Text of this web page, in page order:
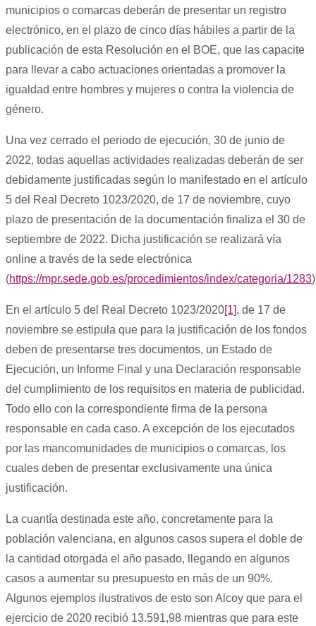
municipios o comarcas deberán de presentar un registro
electrónico, en el plazo de cinco días hábiles a partir de la
publicación de esta Resolución en el BOE, que las capacite
para llevar a cabo actuaciones orientadas a promover la
igualdad entre hombres y mujeres o contra la violencia de
género.
Una vez cerrado el periodo de ejecución, 30 de junio de
2022, todas aquellas actividades realizadas deberán de ser
debidamente justificadas según lo manifestado en el artículo
5 del Real Decreto 1023/2020, de 17 de noviembre, cuyo
plazo de presentación de la documentación finaliza el 30 de
septiembre de 2022. Dicha justificación se realizará vía
online a través de la sede electrónica
(https://mpr.sede.gob.es/procedimientos/index/categoria/1283)
En el artículo 5 del Real Decreto 1023/2020[1], de 17 de
noviembre se estipula que para la justificación de los fondos
deben de presentarse tres documentos, un Estado de
Ejecución, un Informe Final y una Declaración responsable
del cumplimiento de los requisitos en materia de publicidad.
Todo ello con la correspondiente firma de la persona
responsable en cada caso. A excepción de los ejecutados
por las mancomunidades de municipios o comarcas, los
cuales deben de presentar exclusivamente una única
justificación.
La cuantía destinada este año, concretamente para la
población valenciana, en algunos casos supera el doble de
la cantidad otorgada el año pasado, llegando en algunos
casos a aumentar su presupuesto en más de un 90%.
Algunos ejemplos ilustrativos de esto son Alcoy que para el
ejercicio de 2020 recibió 13.591,98 mientras que para este